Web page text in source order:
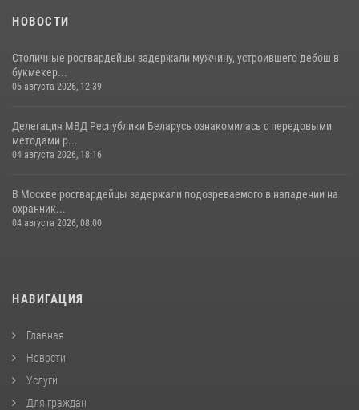
НОВОСТИ
Столичные росгвардейцы задержали мужчину, устроившего дебош в
букмекер...
05 августа 2026, 12:39
Делегация МВД Республики Беларусь ознакомилась с передовыми
методами р...
04 августа 2026, 18:16
В Москве росгвардейцы задержали подозреваемого в нападении на
охранник...
04 августа 2026, 08:00
НАВИГАЦИЯ
Главная
Новости
Услуги
Для граждан